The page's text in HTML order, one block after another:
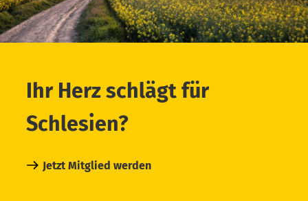
Ihr Herz schlägt für
Schlesien?
Jetzt Mitglied werden